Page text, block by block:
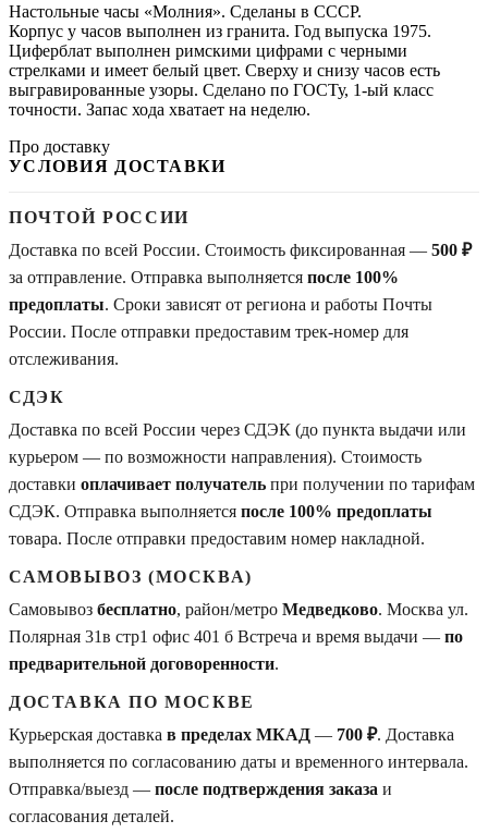
Настольные часы «Молния». Сделаны в СССР.
Корпус у часов выполнен из гранита. Год выпуска 1975.
Циферблат выполнен римскими цифрами с черными
стрелками и имеет белый цвет. Сверху и снизу часов есть
выгравированные узоры. Сделано по ГОСТу, 1-ый класс
точности. Запас хода хватает на неделю.
Про доставку
УСЛОВИЯ ДОСТАВКИ
ПОЧТОЙ РОССИИ
Доставка по всей России. Стоимость фиксированная — 500 ₽
за отправление. Отправка выполняется после 100%
предоплаты. Сроки зависят от региона и работы Почты
России. После отправки предоставим трек-номер для
отслеживания.
СДЭК
Доставка по всей России через СДЭК (до пункта выдачи или
курьером — по возможности направления). Стоимость
доставки оплачивает получатель при получении по тарифам
СДЭК. Отправка выполняется после 100% предоплаты
товара. После отправки предоставим номер накладной.
САМОВЫВОЗ (МОСКВА)
Самовывоз бесплатно, район/метро Медведково. Москва ул.
Полярная 31в стр1 офис 401 б Встреча и время выдачи — по
предварительной договоренности.
ДОСТАВКА ПО МОСКВЕ
Курьерская доставка в пределах МКАД — 700 ₽. Доставка
выполняется по согласованию даты и временного интервала.
Отправка/выезд — после подтверждения заказа и
согласования деталей.